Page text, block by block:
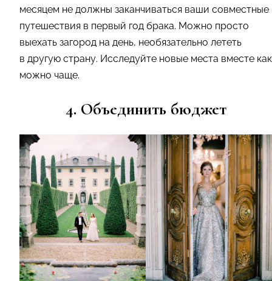
месяцем не должны заканчиваться ваши совместные
путешествия в первый год брака. Можно просто
выехать загород на день, необязательно лететь
в другую страну. Исследуйте новые места вместе как
можно чаще.
4. Объединить бюджет